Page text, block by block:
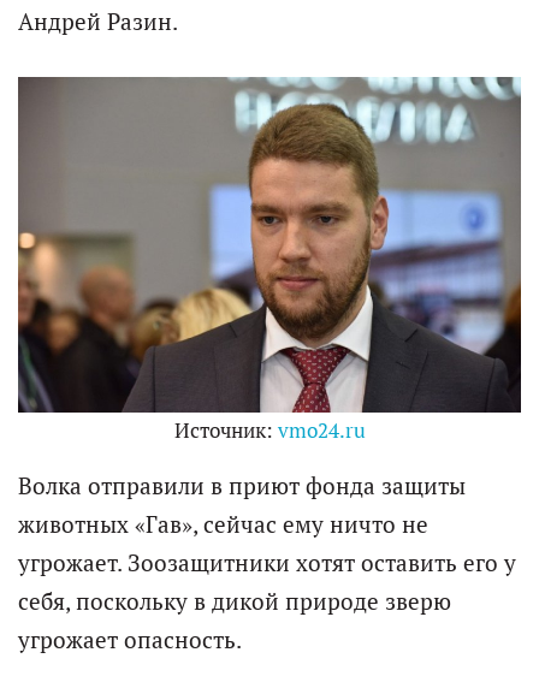
Андрей Разин.
Источник: vmo24.ru
Волка отправили в приют фонда защиты
животных «Гав», сейчас ему ничто не
угрожает. Зоозащитники хотят оставить его у
себя, поскольку в дикой природе зверю
угрожает опасность.